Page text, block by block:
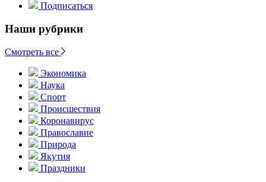
Подписаться
Наши рубрики
Смотреть все
Экономика
Наука
Спорт
Происшествия
Коронавирус
Православие
Природа
Якутия
Праздники